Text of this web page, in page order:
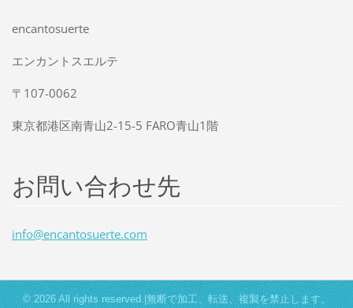
encantosuerte
エンカントスエルテ
〒107-0062
東京都港区南青山2-15-5 FARO青山1階
お問い合わせ先
info@encantosuerte.com
© 2026 All rights reserved.|無断で加工、転送、複製を禁止します。